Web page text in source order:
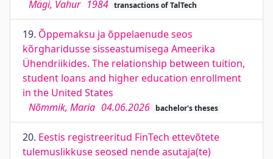
Mägi, Vahur 1984 transactions of TalTech
19. Õppemaksu ja õppelaenude seos
kõrgharidusse sisseastumisega Ameerika
Ühendriikides. The relationship between tuition,
student loans and higher education enrollment
in the United States
Nõmmik, Maria 04.06.2026 bachelor's theses
20. Eestis registreeritud FinTech ettevõtete
tulemuslikkuse seosed nende asutaja(te)